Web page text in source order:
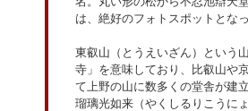
は、絶好のフォトスポットとな
東叡山（とうえいざん）という
寺」を意味しており、比叡山や
て上野の山に数多くの堂舎が建
瑠璃光如来（やくしるりこうに